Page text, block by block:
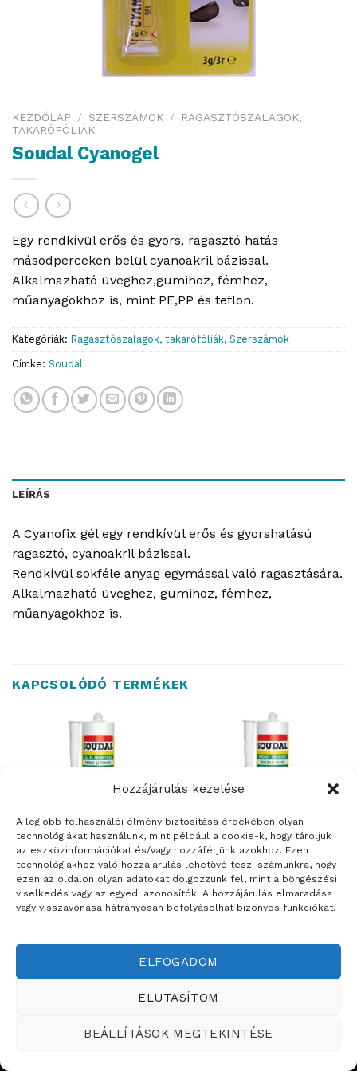
Hozzájárulás kezelése
A legjobb felhasználói élmény biztosítása érdekében olyan
technológiákat használunk, mint például a cookie-k, hogy tároljuk
az eszközinformációkat és/vagy hozzáférjünk azokhoz. Ezen
technológiákhoz való hozzájárulás lehetővé teszi számunkra, hogy
ezen az oldalon olyan adatokat dolgozzunk fel, mint a böngészési
viselkedés vagy az egyedi azonosítók. A hozzájárulás elmaradása
vagy visszavonása hátrányosan befolyásolhat bizonyos funkciókat.
ELFOGADOM
ELUTASÍTOM
BEÁLLÍTÁSOK MEGTEKINTÉSE
KEZDŐLAP / SZERSZÁMOK /
RAGASZTÓSZALAGOK,
TAKARÓFÓLIÁK
Soudal Cyanogel
Egy rendkívül erős és gyors, ragasztó hatás
másodperceken belül cyanoakril bázissal.
Alkalmazható üveghez,gumihoz, fémhez,
műanyagokhoz is, mint PE,PP és teflon.
Kategóriák: Ragasztószalagok, takarófóliák, Szerszámok
Címke: Soudal
LEÍRÁS
A Cyanofix gél egy rendkívül erős és gyorshatású
ragasztó, cyanoakril bázissal.
Rendkívül sokféle anyag egymással való ragasztására.
Alkalmazható üveghez, gumihoz, fémhez,
műanyagokhoz is.
KAPCSOLÓDÓ TERMÉKEK
ÉPÍTŐANYAGOK
Soudal Akryl – festhető
univerzális fal és mennyezet
ÉPÍTŐANYAGOK
Soudal vakolatjavító akril
tömítő – 280 ml
Weboldalt készítette:
ÉRTÉKESÍTÉSI TERÜLETEINK